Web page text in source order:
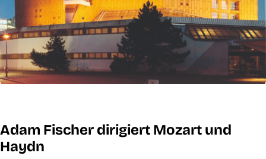
Adam Fischer dirigiert Mozart und
Haydn